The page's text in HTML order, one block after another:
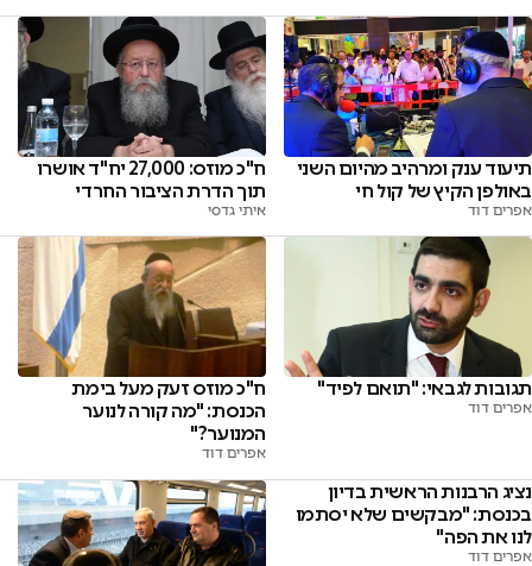
תיעוד ענק ומרהיב מהיום השני
באולפן הקיץ של קול חי
אפרים דוד
ח"כ מוזס: 27,000 יח"ד אושרו
תוך הדרת הציבור החרדי
איתי גדסי
תגובות לגבאי: "תואם לפיד"
אפרים דוד
ח"כ מוזס זעק מעל בימת
הכנסת: "מה קורה לנוער
המנוער?"
אפרים דוד
נציג הרבנות הראשית בדיון
בכנסת: "מבקשים שלא יסתמו
לנו את הפה"
אפרים דוד